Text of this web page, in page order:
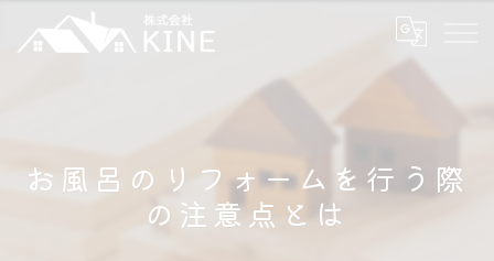
お風呂のリフォームを行う際
の注意点とは